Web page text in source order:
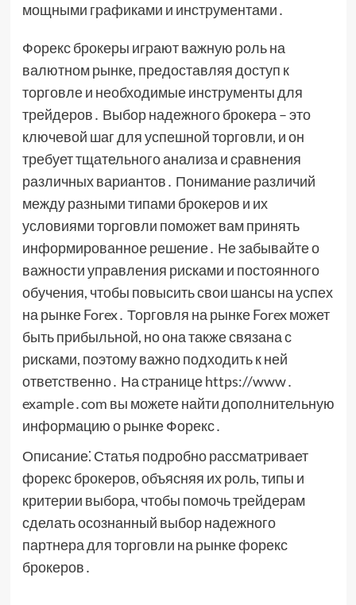
мощными графиками и инструментами․
Форекс брокеры играют важную роль на
валютном рынке, предоставляя доступ к
торговле и необходимые инструменты для
трейдеров․ Выбор надежного брокера – это
ключевой шаг для успешной торговли, и он
требует тщательного анализа и сравнения
различных вариантов․ Понимание различий
между разными типами брокеров и их
условиями торговли поможет вам принять
информированное решение․ Не забывайте о
важности управления рисками и постоянного
обучения, чтобы повысить свои шансы на успех
на рынке Forex․ Торговля на рынке Forex может
быть прибыльной, но она также связана с
рисками, поэтому важно подходить к ней
ответственно․ На странице https://www․
example․com вы можете найти дополнительную
информацию о рынке Форекс․
Описание⁚ Статья подробно рассматривает
форекс брокеров, объясняя их роль, типы и
критерии выбора, чтобы помочь трейдерам
сделать осознанный выбор надежного
партнера для торговли на рынке форекс
брокеров․